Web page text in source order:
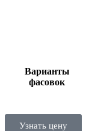
Варианты
фасовок
Узнать цену